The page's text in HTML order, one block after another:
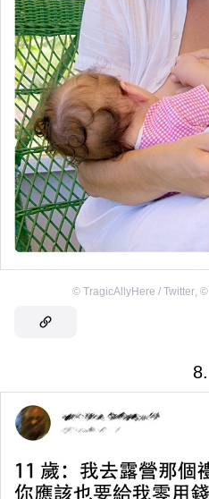
© TragicAllyHere / Twitter, ©
8.